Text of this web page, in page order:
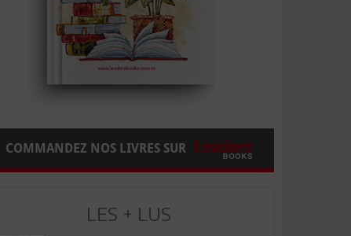
COMMANDEZ NOS LIVRES SUR
LES + LUS